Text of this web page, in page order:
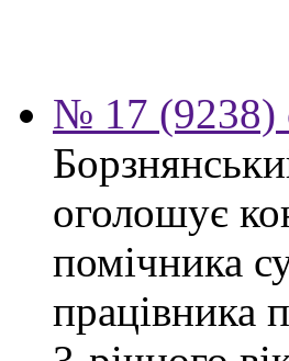
№ 17 (9238)
оголошує
помічника
працівника